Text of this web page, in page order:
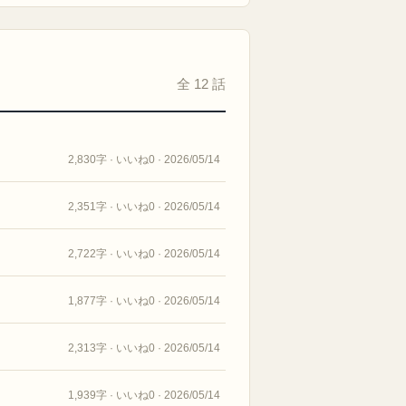
全 12 話
2,830字 · いいね0 · 2026/05/14
2,351字 · いいね0 · 2026/05/14
2,722字 · いいね0 · 2026/05/14
1,877字 · いいね0 · 2026/05/14
2,313字 · いいね0 · 2026/05/14
1,939字 · いいね0 · 2026/05/14